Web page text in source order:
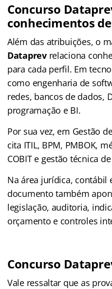
Concurso
conhecimentos
Além das atribuições, o
Dataprevrelaciona
para cada perfil. Em
como engenharia de
redes, bancos de dados,
programação e BI.
Por sua vez, em Gestão
cita ITIL, BPM, PMBOK,
COBIT e gestão técnica
Na área jurídica, contábil
documento também
legislação, auditoria,
orçamento e controles
Concurso
Vale ressaltar que as